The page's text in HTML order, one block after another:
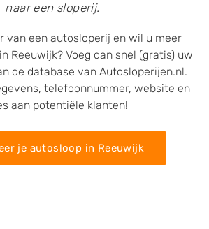
naar een sloperij.
van een autosloperij en wil u meer
Reeuwijk? Voeg dan snel (gratis) uw
de database van Autosloperijen.nl.
telefoonnummer, website en
aan potentiële klanten!
je autosloop in Reeuwijk